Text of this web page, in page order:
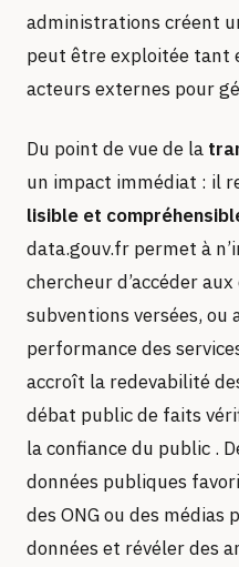
administrations créent
peut être exploitée tant
acteurs externes pour
Du point de vue de la
un impact immédiat : il
lisible et
data.gouv.fr permet à
chercheur d’accéder
subventions versées, ou
performance des
accroît la redevabilité
débat public de faits
la confiance du public .
données publiques
des ONG ou des médias
données et révéler des